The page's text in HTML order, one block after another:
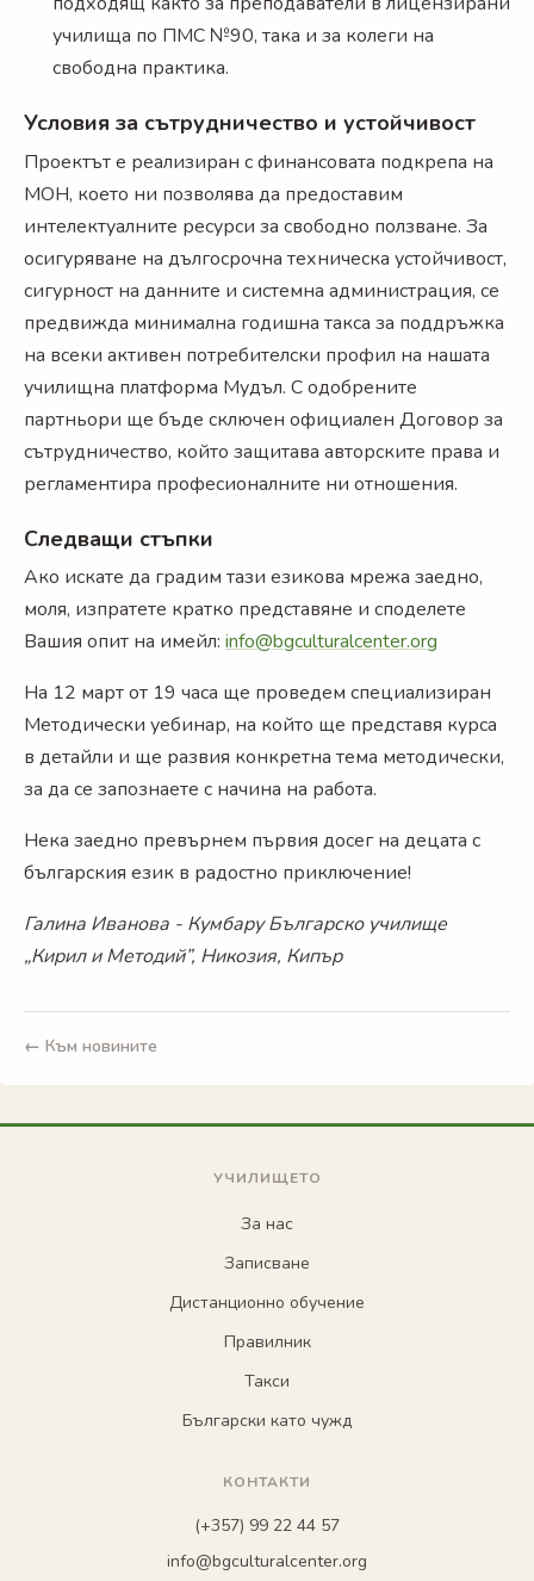
училища по ПМС №90, така и за колеги на
свободна практика.
Условия за сътрудничество и устойчивост
Проектът е реализиран с финансовата подкрепа на
МОН, което ни позволява да предоставим
интелектуалните ресурси за свободно ползване. За
осигуряване на дългосрочна техническа устойчивост,
сигурност на данните и системна администрация, се
предвижда минимална годишна такса за поддръжка
на всеки активен потребителски профил на нашата
училищна платформа Мудъл. С одобрените
партньори ще бъде сключен официален Договор за
сътрудничество, който защитава авторските права и
регламентира професионалните ни отношения.
Следващи стъпки
Ако искате да градим тази езикова мрежа заедно,
моля, изпратете кратко представяне и споделете
Вашия опит на имейл: info@bgculturalcenter.org
На 12 март от 19 часа ще проведем специализиран
Методически уебинар, на който ще представя курса
в детайли и ще развия конкретна тема методически,
за да се запознаете с начина на работа.
Нека заедно превърнем първия досег на децата с
българския език в радостно приключение!
Галина Иванова - Кумбару Българско училище
„Кирил и Методий”, Никозия, Кипър
← Към новините
УЧИЛИЩЕТО
За нас
Записване
Дистанционно обучение
Правилник
Такси
Български като чужд
КОНТАКТИ
(+357) 99 22 44 57
info@bgculturalcenter.org